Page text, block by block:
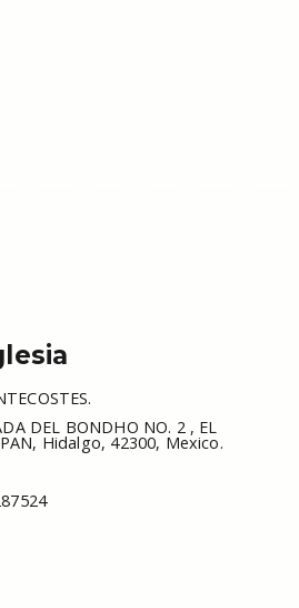
DEL BONDHO NO. 2 , EL
Hidalgo, 42300, Mexico.